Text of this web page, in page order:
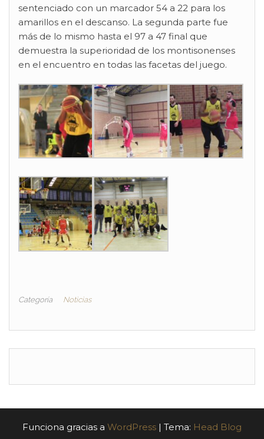
sentenciado con un marcador 54 a 22 para los
amarillos en el descanso. La segunda parte fue
más de lo mismo hasta el 97 a 47 final que
demuestra la superioridad de los montisonenses
en el encuentro en todas las facetas del juego.
Categoría Noticias
Funciona gracias a WordPress | Tema: Head Blog